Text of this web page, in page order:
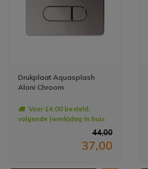
Drukplaat Aquasplash
Aloni Chroom
Voor 14:00 besteld,
volgende (werk)dag in huis
44,00
37,00